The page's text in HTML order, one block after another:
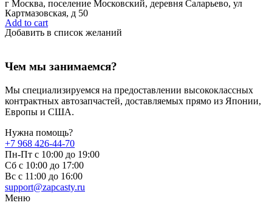
г Москва, поселение Московский, деревня Саларьево, ул
Картмазовская, д 50
Add to cart
Добавить в список желаний
Чем мы занимаемся?
Мы специализируемся на предоставлении высококлассных
контрактных автозапчастей, доставляемых прямо из Японии,
Европы и США.
Нужна помощь?
+7 968 426-44-70
Пн-Пт с 10:00 до 19:00
Сб с 10:00 до 17:00
Вс c 11:00 до 16:00
support@zapcasty.ru
Меню